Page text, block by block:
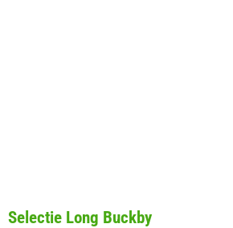
Selectie Long Buckby